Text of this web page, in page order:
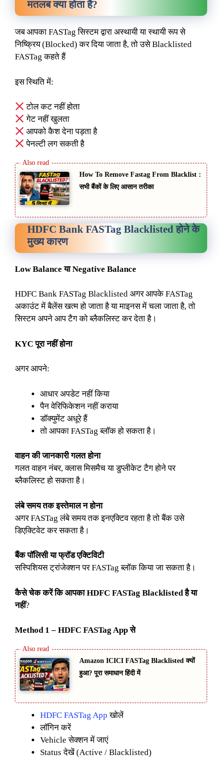
मतलब क्या होता है?
जब आपका FASTag सिस्टम द्वारा अस्थायी या स्थायी रूप से
निष्क्रिय (Blocked) कर दिया जाता है, तो उसे Blacklisted
FASTag कहते हैं
इस स्थिति में:
टोल कट नहीं होता
गेट नहीं खुलता
आपको कैश देना पड़ता है
पेनल्टी लग सकती है
How To Remove Fastag From Blacklist :
सभी बैंकों के लिए आसान तरीका
HDFC Bank FASTag Blacklisted होने के
मुख्य कारण
Low Balance या Negative Balance
HDFC Bank FASTag Blacklisted अगर आपके FASTag
अकाउंट में बैलेंस खत्म हो जाता है या माइनस में चला जाता है, तो
सिस्टम अपने आप टैग को ब्लैकलिस्ट कर देता है।
KYC पूरा नहीं होना
अगर आपने:
आधार अपडेट नहीं किया
पैन वेरिफिकेशन नहीं कराया
डॉक्युमेंट अधूरे हैं
तो आपका FASTag ब्लॉक हो सकता है।
वाहन की जानकारी गलत होना
गलत वाहन नंबर, क्लास मिसमैच या डुप्लीकेट टैग होने पर
ब्लैकलिस्ट हो सकता है।
लंबे समय तक इस्तेमाल न होना
अगर FASTag लंबे समय तक इनएक्टिव रहता है तो बैंक उसे
डिएक्टिवेट कर सकता है।
बैंक पॉलिसी या फ्रॉड एक्टिविटी
सस्पिशियस ट्रांजेक्शन पर FASTag ब्लॉक किया जा सकता है।
कैसे चेक करें कि आपका HDFC FASTag Blacklisted है या
नहीं?
Method 1 – HDFC FASTag App से
Amazon ICICI FASTag Blacklisted क्यों
हुआ? पूरा समाधान हिंदी में
HDFC FASTag App खोलें
लॉगिन करें
Vehicle सेक्शन में जाएं
Status देखें (Active / Blacklisted)